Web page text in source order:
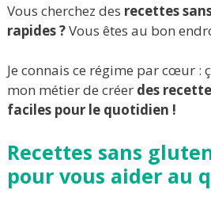
Vous cherchez des recettes
rapides ?Vous êtes au bon
Je connais ce régime par cœur :
mon métier de créer des
faciles pour le quotidien !
Recettes sans
pour vous aider au